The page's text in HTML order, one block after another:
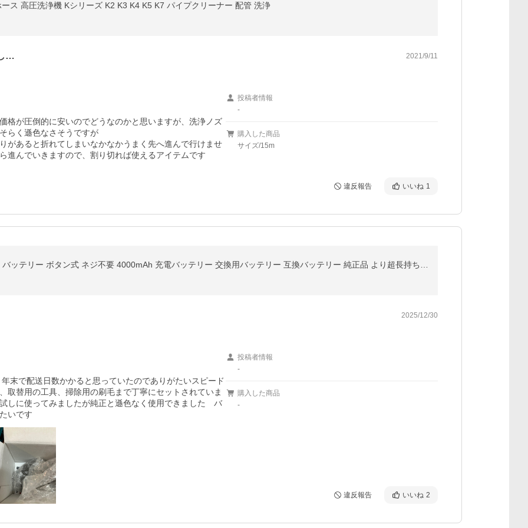
ス 高圧洗浄機 Kシリーズ K2 K3 K4 K5 K7 パイプクリーナー 配管 洗浄
… 2021/9/11
格が圧倒的に安いのでどうなのかと思いますが、洗浄ノズ
らく遜色なさそうですが
があると折れてしまいなかなかうまく先へ進んで行けませ
進んでいきますので、割り切れば使えるアイテムです
投稿者情報
-
購入した商品
サイズ/15m
違反報告 いいね 1
2025/12/30
末で配送日数かかると思っていたのでありがたいスピード
取替用の工具、掃除用の刷毛まで丁寧にセットされていま
しに使ってみましたが純正と遜色なく使用できました　バ
いです
投稿者情報
-
購入した商品
-
違反報告 いいね 2